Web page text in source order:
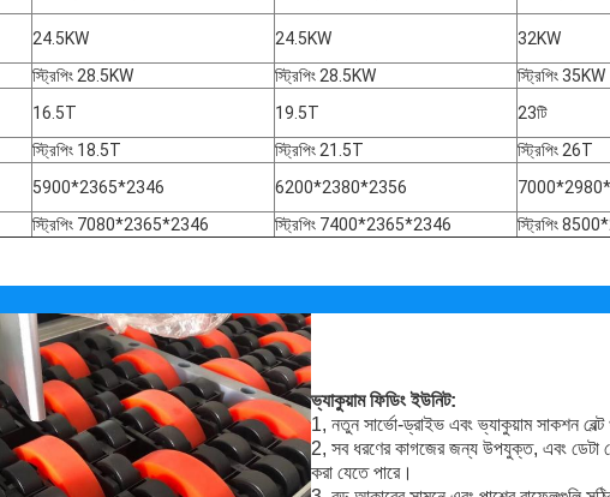
24.5KW 24.5KW
32KW
স্ট্রিপিং 28.5KW
স্ট্রিপিং 28.5KW স্ট্রিপিং 35KW
16.5T 19.5T
23টি
স্ট্রিপিং 18.5T
স্ট্রিপিং 21.5T স্ট্রিপিং 26T
5900*2365*2346 6200*2380*2356
স্ট্রিপিং 7080*2365*2346
স্ট্রিপিং 7400*2365*2346 স্ট্রিপিং
ভ্যাকুয়াম ফিডিং ইউনিট:
1, নতুন সার্ভো-ড্রাইভ এবং ভ্যাকুয়াম সাকশন বেল্ট
2, সব ধরণের কাগজের জন্য উপযুক্ত, এবং ডেটা
করা যেতে পারে।